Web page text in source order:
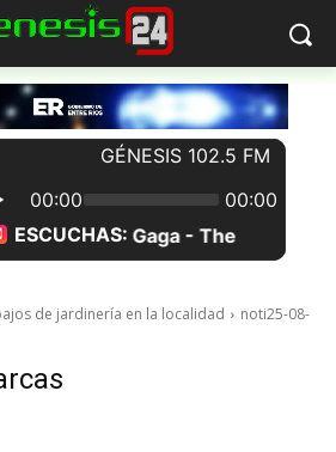
de jardinería en la localidad
noti25-08-